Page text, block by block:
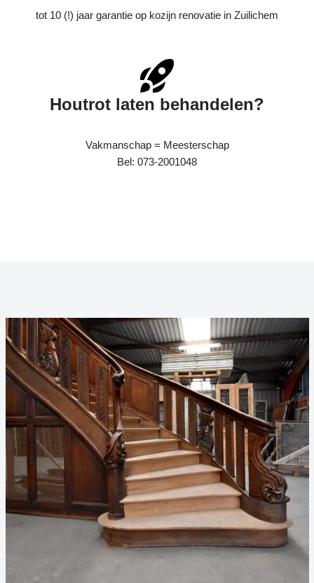
tot 10 (!) jaar garantie op kozijn renovatie in Zuilichem
Houtrot laten behandelen?
Vakmanschap = Meesterschap
Bel: 073-2001048